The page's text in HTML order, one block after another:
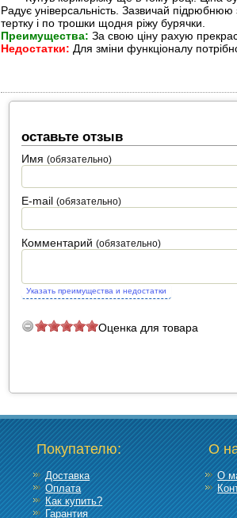
Радує універсальність. Зазвичай
тертку і по трошки щодня ріжу бурячки.
Преимущества: За свою ціну рахую
Недостатки: Для зміни функціоналу
оставьте отзыв
Имя(обязательно)
E-mail(обязательно)
Комментарий(обязательно)
Указать преимущества и недостатки
Оценка для товара
Покупателю:
Доставка
Оплата
Как купить?
Гарантия
О
О